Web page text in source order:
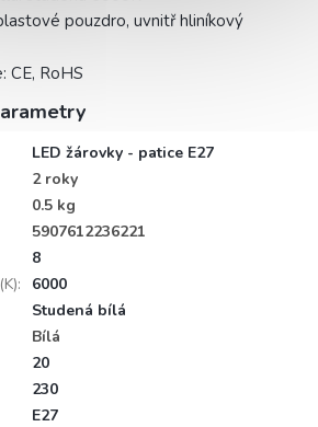
pouzdro, uvnitř hliníkový
CE, RoHS
LED žárovky - patice E27
2 roky
0.5 kg
5907612236221
8
:
6000
Studená bílá
Bílá
20
230
E27